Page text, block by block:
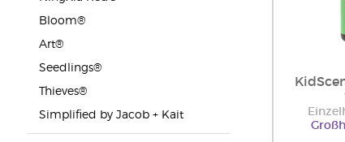
Bloom®
Art®
Seedlings®
Thieves®
Simplified by Jacob + Kait